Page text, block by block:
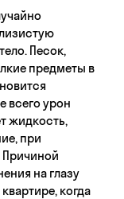
Песок,
предметы в
всего урон
жидкость,
при
Причиной
на глазу
когда